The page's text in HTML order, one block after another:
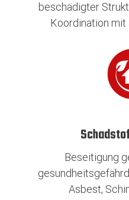
beschädigter
Koordination mit
Beseitigung
Asbest,